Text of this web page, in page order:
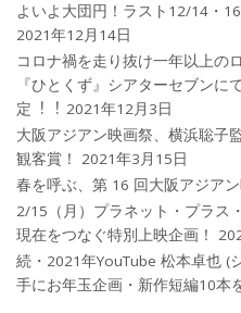
よいよ大団円！ラスト12/14・
2021年12月14日
コロナ禍を⾛り抜け⼀年以上の
『ひとくず』シアターセブン
定︕︕ 2021年12月3日
大阪アジアン映画祭、横浜聡子
観客賞！
2021年3月15日
春を呼ぶ、第 16 回大阪アジアン
2/15（月）プラネット・プラス
現在をつなぐ特別上映企画！
続・2021年YouTube 松本卓也 (
手にお年玉企画・新作短編10本